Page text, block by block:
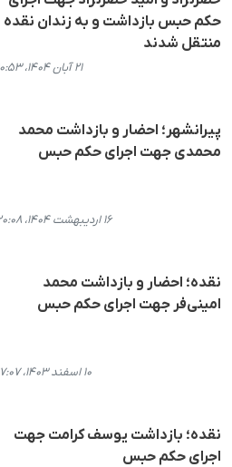
حکم حبس بازداشت و به زندان نقده
منتقل شدند
۲۱ آبان ۱۴۰۴، ۱۰:۵۳
پیرانشهر؛ احضار و بازداشت محمد
محمدی جهت اجرای حکم حبس
۱۶ اردیبهشت ۱۴۰۴، ۲۰:۰۸
نقدە؛ احضار و بازداشت محمد
امینی‌فر جهت اجرای حکم حبس
۱۰ اسفند ۱۴۰۳، ۱۷:۰۷
نقده؛ بازداشت یوسف کرامت جهت
اجرای حکم حبس